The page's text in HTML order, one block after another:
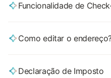
Funcionalidade de
Como editar o
Declaração de Imposto